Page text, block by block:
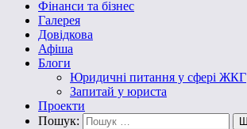
Фінанси та бізнес
Галерея
Довідкова
Афіша
Блоги
Юридичні питання у сфері ЖКГ
Запитай у юриста
Проекти
Пошук: